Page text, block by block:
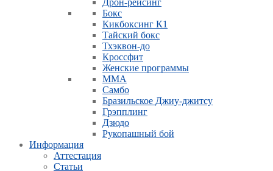
Дрон-рейсинг
Бокс
Кикбоксинг К1
Тайский бокс
Тхэквон-до
Кроссфит
Женские программы
ММА
Самбо
Бразильское Джиу-джитсу
Грэпплинг
Дзюдо
Рукопашный бой
Информация
Аттестация
Статьи